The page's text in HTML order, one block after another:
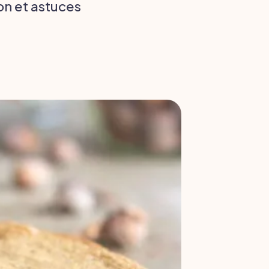
et astuces